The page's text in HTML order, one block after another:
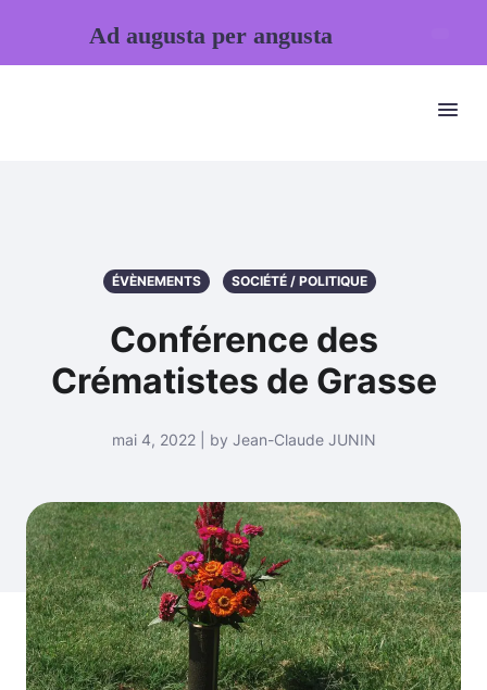
ÉVÈNEMENTS SOCIÉTÉ / POLITIQUE
Conférence des
Crématistes de Grasse
mai 4, 2022 | by Jean-Claude JUNIN
Ad augusta per angusta